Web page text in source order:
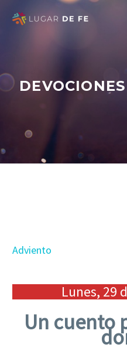
Adviento
Lunes, 29
Un cuento